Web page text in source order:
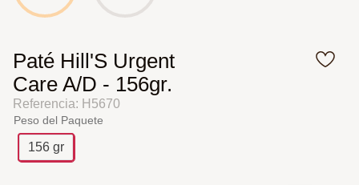
Paté Hill'S Urgent
Care A/D - 156gr.
Referencia: H5670
Peso del Paquete
156 gr